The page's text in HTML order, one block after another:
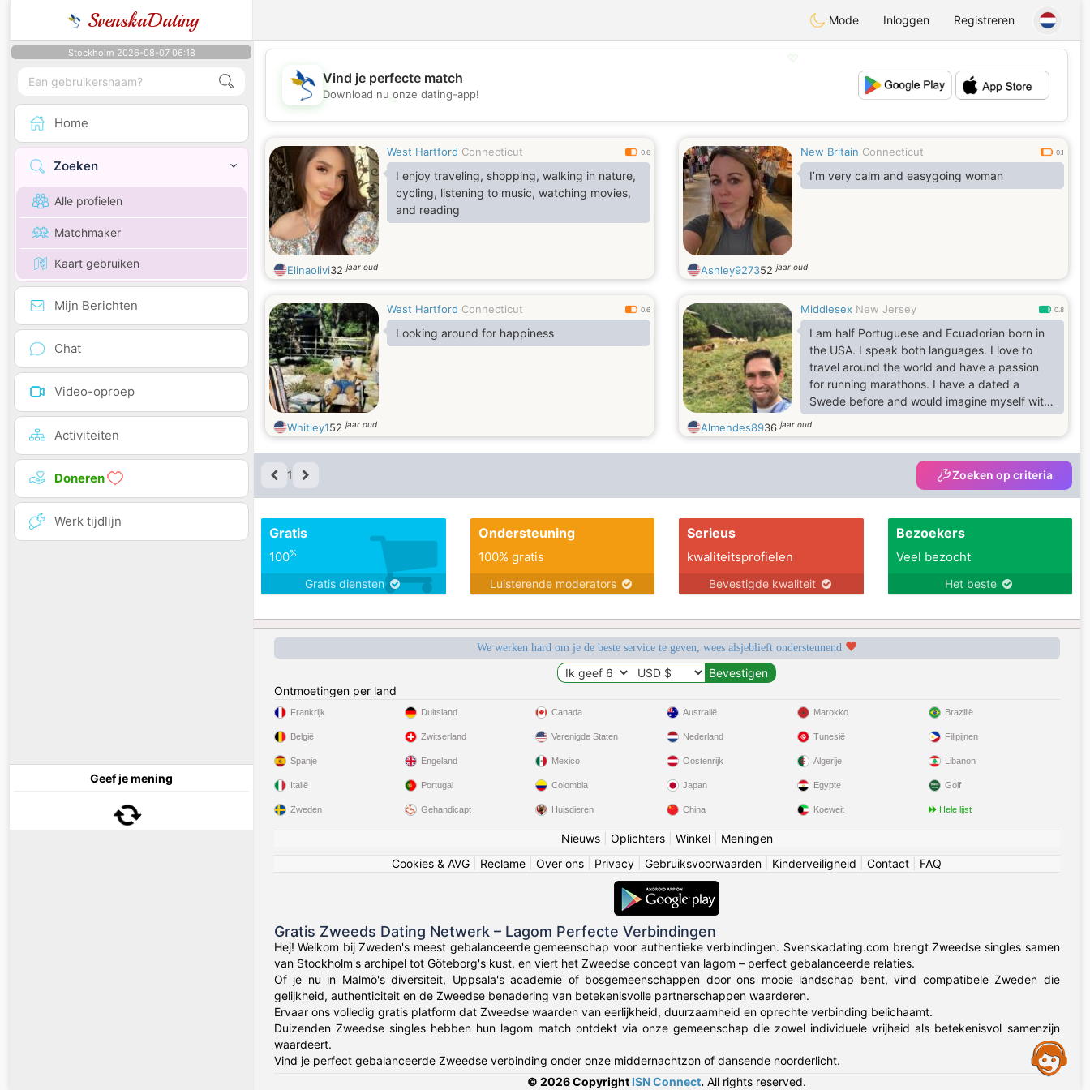
SvenskaDating Mode Inloggen Registreren
Stockholm 2026-08-07 06:18
Home
Zoeken
Alle profielen
Matchmaker
Kaart gebruiken
Mijn Berichten
Chat
Video-oproep
Activiteiten
Doneren
Werk tijdlijn
Geef je mening
💖
💕
Vind je perfecte match
Download nu onze dating-app!
West Hartford Connecticut 0.6
I enjoy traveling, shopping, walking in nature,
cycling, listening to music, watching movies,
and reading
Elinaolivi32jaar oud
New Britain Connecticut 0.1
I’m very calm and easygoing woman
Ashley927352jaar oud
West Hartford Connecticut 0.6
Looking around for happiness
Whitley152jaar oud
Middlesex New Jersey 0.8
I am half Portuguese and Ecuadorian born in
the USA. I speak both languages. I love to
travel around the world and have a passion
for running marathons. I have a dated a
Swede before and would imagine myself with
a Swedish life partner. I love the culture and
the country.
Almendes8936jaar oud
1 Zoeken op criteria
Gratis
100%
Gratis diensten
Ondersteuning
100% gratis
Luisterende moderators
Serieus
kwaliteitsprofielen
Bevestigde kwaliteit
Bezoekers
Veel bezocht
Het beste
We werken hard om je de beste service te geven, wees alsjeblieft ondersteunend
Ontmoetingen per land
Frankrijk
België
Spanje
Italië
Zweden
Duitsland
Zwitserland
Engeland
Portugal
Gehandicapt
Canada
Verenigde Staten
Mexico
Colombia
Huisdieren
Australië
Nederland
Oostenrijk
Japan
China
Marokko
Tunesië
Algerije
Egypte
Koeweit
Brazilië
Filipijnen
Libanon
Golf
Hele lijst
Nieuws| Oplichters| Winkel| Meningen
Cookies & AVG
Reclame Over ons Privacy Gebruiksvoorwaarden Kinderveiligheid Contact FAQ
Gratis Zweeds Dating Netwerk – Lagom Perfecte Verbindingen
Hej! Welkom bij Zweden's meest gebalanceerde gemeenschap voor authentieke verbindingen. Svenskadating.com brengt Zweedse singles samen
van Stockholm's archipel tot Göteborg's kust, en viert het Zweedse concept van lagom – perfect gebalanceerde relaties.
Of je nu in Malmö's diversiteit, Uppsala's academie of bosgemeenschappen door ons mooie landschap bent, vind compatibele Zweden die
gelijkheid, authenticiteit en de Zweedse benadering van betekenisvolle partnerschappen waarderen.
Ervaar ons volledig gratis platform dat Zweedse waarden van eerlijkheid, duurzaamheid en oprechte verbinding belichaamt.
Duizenden Zweedse singles hebben hun lagom match ontdekt via onze gemeenschap die zowel individuele vrijheid als betekenisvol samenzijn
waardeert.
Vind je perfect gebalanceerde Zweedse verbinding onder onze middernachtzon of dansende noorderlicht.
© 2026 Copyright ISN Connect. All rights reserved.